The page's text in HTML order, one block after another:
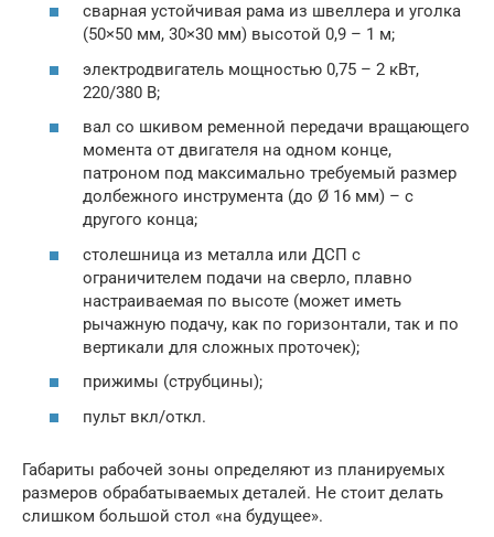
сварная устойчивая рама из швеллера и уголка
(50×50 мм, 30×30 мм) высотой 0,9 – 1 м;
электродвигатель мощностью 0,75 – 2 кВт,
220/380 В;
вал со шкивом ременной передачи вращающего
момента от двигателя на одном конце,
патроном под максимально требуемый размер
долбежного инструмента (до Ø 16 мм) – с
другого конца;
столешница из металла или ДСП с
ограничителем подачи на сверло, плавно
настраиваемая по высоте (может иметь
рычажную подачу, как по горизонтали, так и по
вертикали для сложных проточек);
прижимы (струбцины);
пульт вкл/откл.
Габариты рабочей зоны определяют из планируемых
размеров обрабатываемых деталей. Не стоит делать
слишком большой стол «на будущее».